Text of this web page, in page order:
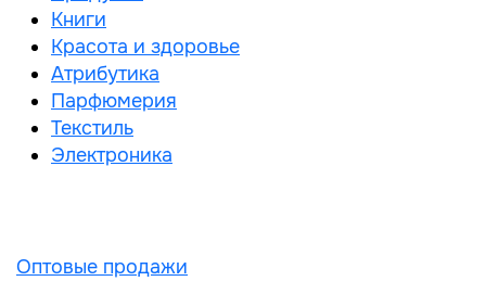
Книги
Красота и здоровье
Атрибутика
Парфюмерия
Текстиль
Электроника
Оптовые продажи